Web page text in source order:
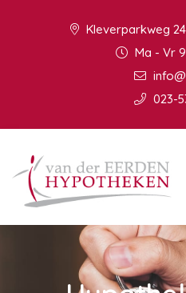
Kleverparkweg
Ma - Vr
023-